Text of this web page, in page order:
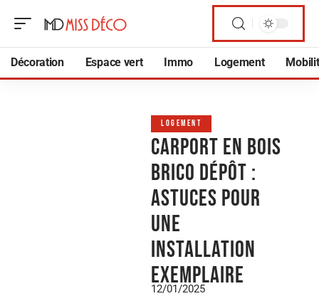
Décoration Espace vert Immo Logement
LOGEMENT
Carport en bois
Brico Dépôt :
astuces pour
une
installation
exemplaire
12/01/2025